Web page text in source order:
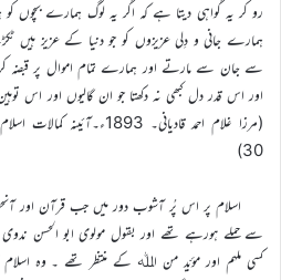
رو کر یہ گواہی دیتا ہے کہ اگر یہ لوگ ہمارے بچوں
ہمارے جانی و دِلی عزیزوں کو جو دنیا کے عزیز
سے جان سے مارتے اور ہمارے تمام اموال پر قبضہ
اور اس قدر دل کبھی نہ دکھتا جو ان گالیوں اور اس
30)
اسلام پر اس پُر آشوب دور میں جب قرآن اور
سے حملے ہورہے تھے اور بقول مولوی ابو الحسن ندوی
کسی ملہم اور مؤیّد من اﷲ کے منتظر تھے ۔ وہ